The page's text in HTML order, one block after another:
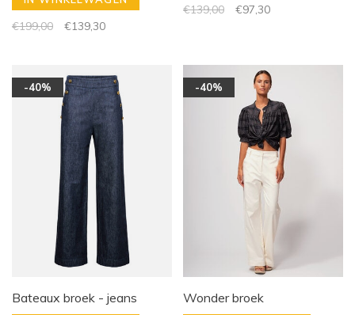
€199,00 €139,30
€139,00 €97,30
-40%
Bateaux broek - jeans
-40%
Wonder broek